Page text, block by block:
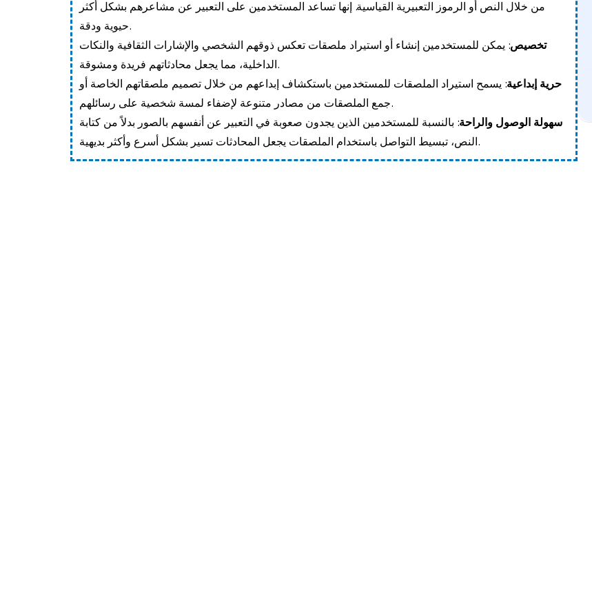
من خلال النص أو الرموز التعبيرية القياسية. إنها تساعد المستخدمين على التعبير عن مشاعرهم بشكل أكثر
حيوية ودقة.
تخصيص: يمكن للمستخدمين إنشاء أو استيراد ملصقات تعكس ذوقهم الشخصي والإشارات الثقافية والنكات
الداخلية، مما يجعل محادثاتهم فريدة ومشوقة.
حرية إبداعية: يسمح استيراد الملصقات للمستخدمين باستكشاف إبداعهم من خلال تصميم ملصقاتهم الخاصة أو
جمع الملصقات من مصادر متنوعة لإضفاء لمسة شخصية على رسائلهم.
سهولة الوصول والراحة: بالنسبة للمستخدمين الذين يجدون صعوبة في التعبير عن أنفسهم بالصور بدلاً من كتابة
النص، تبسيط التواصل باستخدام الملصقات يجعل المحادثات تسير بشكل أسرع وأكثر بديهية.